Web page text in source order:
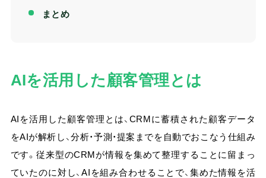
まとめ
AIを活用した顧客管理とは
AIを活用した顧客管理とは、CRMに蓄積された顧客データ
をAIが解析し、分析・予測・提案までを自動でおこなう仕組み
です。従来型のCRMが情報を集めて整理することに留まっ
ていたのに対し、AIを組み合わせることで、集めた情報を活